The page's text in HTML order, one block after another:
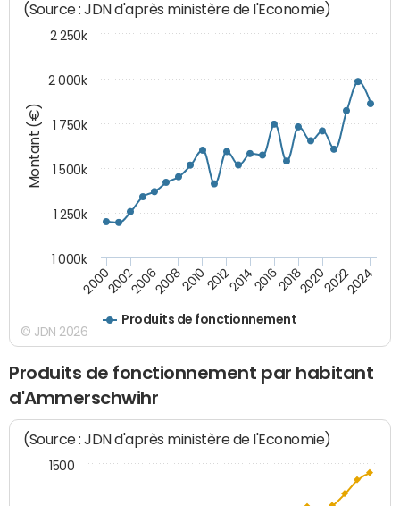
Montant (€)
(Source : JDN d'après ministère de l'Economie)
Produits de fonctionnement
200020022006200820102012201420162018202020222024
1 000k
1 250k
1 500k
1 750k
2 000k
2 250k
© JDN 2026
Produits de fonctionnement par habitant
d'Ammerschwihr
(Source : JDN d'après ministère de l'Economie)
1500